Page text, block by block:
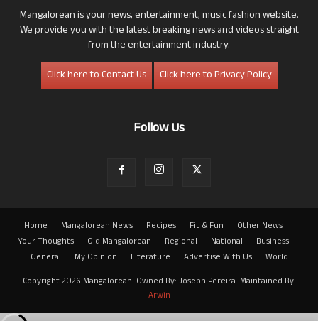
Mangalorean is your news, entertainment, music fashion website.
We provide you with the latest breaking news and videos straight
from the entertainment industry.
Click here to Contact Us
Click here to Privacy Policy
Follow Us
Home Mangalorean News Recipes Fit & Fun
Other News
Your Thoughts
Old Mangalorean Regional National
Business
General
My Opinion Literature Advertise With Us
World
Copyright 2026 Mangalorean. Owned By: Joseph Pereira. Maintained By:
Arwin